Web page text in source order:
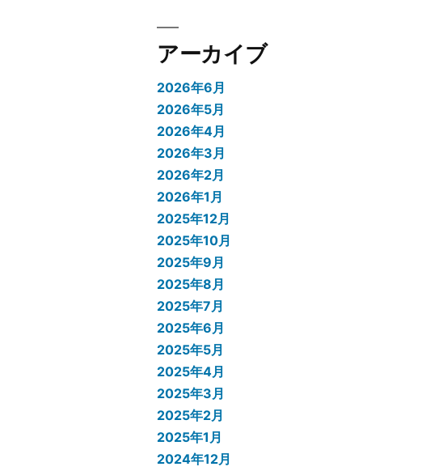
アーカイブ
2026年6月
2026年5月
2026年4月
2026年3月
2026年2月
2026年1月
2025年12月
2025年10月
2025年9月
2025年8月
2025年7月
2025年6月
2025年5月
2025年4月
2025年3月
2025年2月
2025年1月
2024年12月